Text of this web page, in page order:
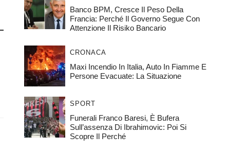
Banco BPM, Cresce Il Peso Della
Francia: Perché Il Governo Segue Con
Attenzione Il Risiko Bancario
CRONACA
Maxi Incendio In Italia, Auto In Fiamme E
Persone Evacuate: La Situazione
SPORT
Funerali Franco Baresi, È Bufera
Sull’assenza Di Ibrahimovic: Poi Si
Scopre Il Perché